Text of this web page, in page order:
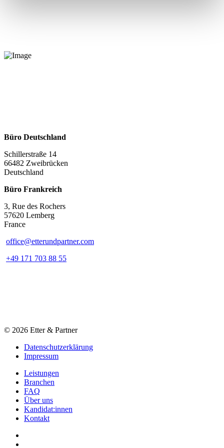
Büro Deutschland
Schillerstraße 14
66482 Zweibrücken
Deutschland
Büro Frankreich
3, Rue des Rochers
57620 Lemberg
France
office@etterundpartner.com
+49 171 703 88 55
© 2026 Etter & Partner
Datenschutzerklärung
Impressum
Leistungen
Branchen
FAQ
Über uns
Kandidat:innen
Kontakt